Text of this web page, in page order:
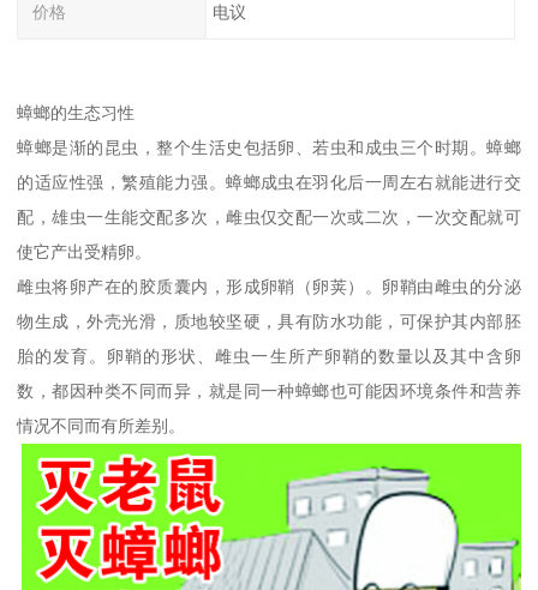
价格 电议
蟑螂的生态习性
蟑螂是渐的昆虫，整个生活史包括卵、若虫和成虫三个时期。蟑螂
的适应性强，繁殖能力强。蟑螂成虫在羽化后一周左右就能进行交
配，雄虫一生能交配多次，雌虫仅交配一次或二次，一次交配就可
使它产出受精卵。
雌虫将卵产在的胶质囊内，形成卵鞘（卵荚）。卵鞘由雌虫的分泌
物生成，外壳光滑，质地较坚硬，具有防水功能，可保护其内部胚
胎的发育。卵鞘的形状、雌虫一生所产卵鞘的数量以及其中含卵
数，都因种类不同而异，就是同一种蟑螂也可能因环境条件和营养
情况不同而有所差别。